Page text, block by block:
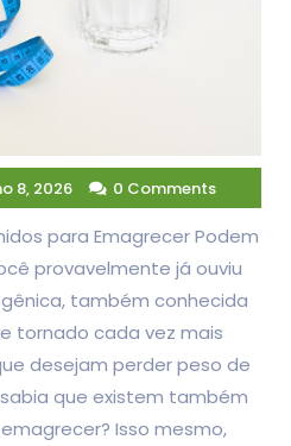
8, 2026 0 Comments
para Emagrecer Podem
provavelmente já ouviu
também conhecida
tornado cada vez mais
desejam perder peso de
que existem também
Isso mesmo,